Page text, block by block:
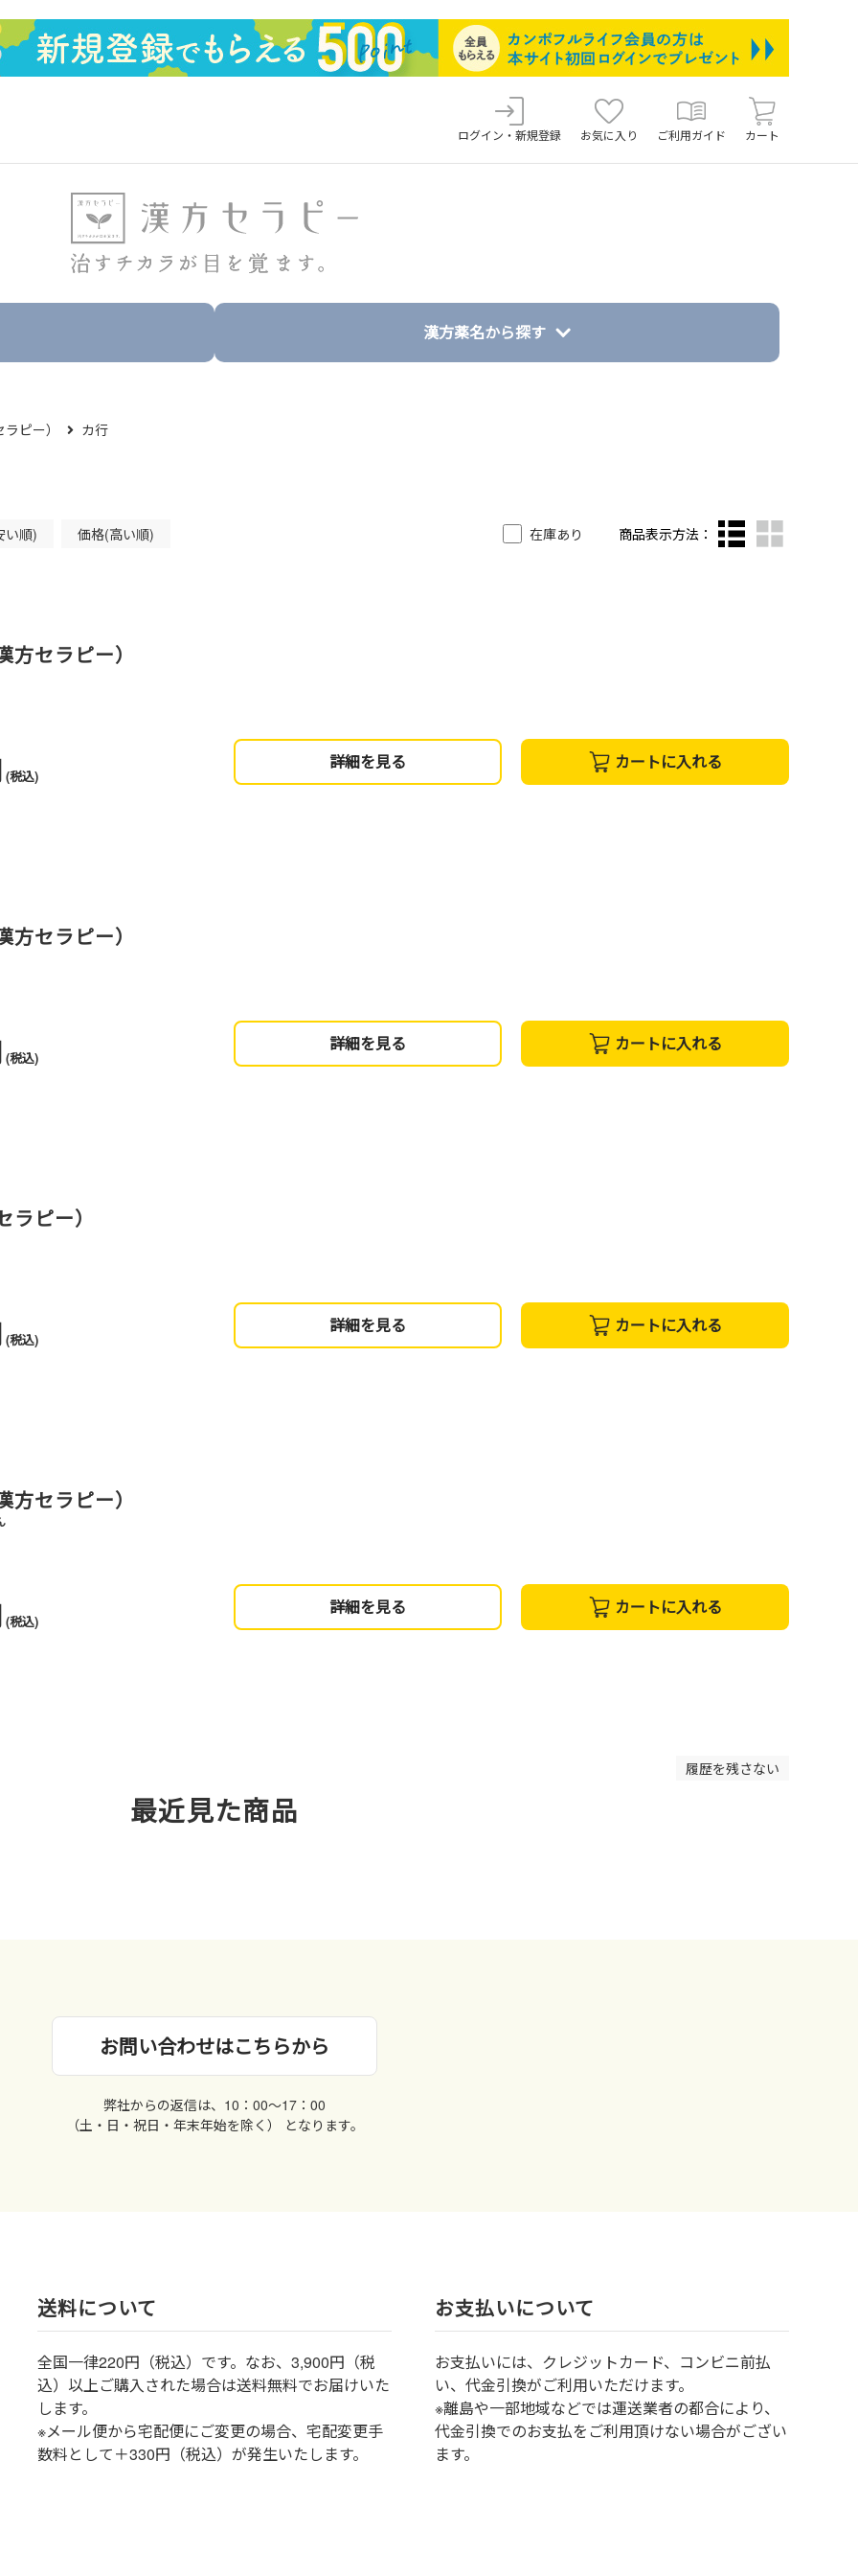
ログイン・新規登録 お気に入り ご利用ガイド カート
漢方薬名から探す
ピー） カ行
い順) 価格(高い順) 在庫あり 商品表示方法：
セラピー）
(税込)
詳細を見る カートに入れる
セラピー）
(税込)
詳細を見る カートに入れる
ピー）
(税込)
詳細を見る カートに入れる
セラピー）
(税込)
詳細を見る カートに入れる
履歴を残さない
最近見た商品
お問い合わせはこちらから
弊社からの返信は、10：00〜17：00
（土・日・祝日・年末年始を除く） となります。
送料について
全国一律220円（税込）です。なお、3,900円（税
込）以上ご購入された場合は送料無料でお届けいた
します。
※メール便から宅配便にご変更の場合、宅配変更手
数料として＋330円（税込）が発生いたします。
お⽀払いについて
お⽀払いには、クレジットカード、コンビニ前払
い、代金引換がご利用いただけます。
※離島や一部地域などでは運送業者の都合により、
代金引換でのお支払をご利用頂けない場合がござい
ます。